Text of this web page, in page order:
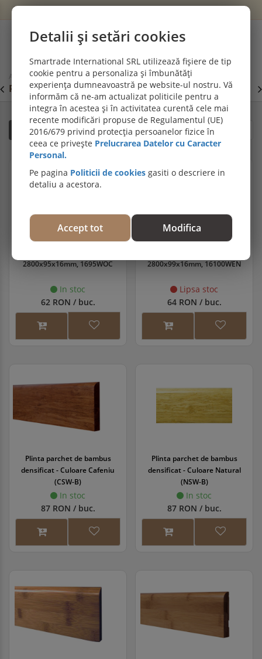
Cont
Acasă Plinte, profile decorative și de trecere
PROMOȚII DE IULIE! PARCHET SPC SI LVT: Viziteaza
secțiunea de pardoseli SPC SI LVT
Filtrează Sortare după relevanță
2800x95x16mm, 1695WOC
In stoc
62 RON / buc.
2800x99x16mm, 16100WEN
Lipsa stoc
64 RON / buc.
Plinta parchet de bambus
densificat - Culoare Cafeniu
(CSW-B)
In stoc
87 RON / buc.
Plinta parchet de bambus
densificat - Culoare Natural
(NSW-B)
In stoc
87 RON / buc.
Detalii și setări cookies
Smartrade International SRL utilizează fișiere de tip
cookie pentru a personaliza și îmbunătăți
experiența dumneavoastră pe website-ul nostru. Vă
informăm că ne-am actualizat politicile pentru a
integra în acestea și în activitatea curentă cele mai
recente modificări propuse de Regulamentul (UE)
2016/679 privind protecția persoanelor fizice în
ceea ce privește Prelucrarea Datelor cu Caracter
Personal.
Pe pagina Politicii de cookies gasiti o descriere in
detaliu a acestora.
Accept tot Modifica